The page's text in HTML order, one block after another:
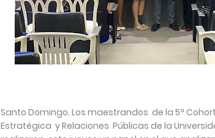
Santo Domingo. Los maestrandos de la 5ª
Estratégica y Relaciones Públicas de la